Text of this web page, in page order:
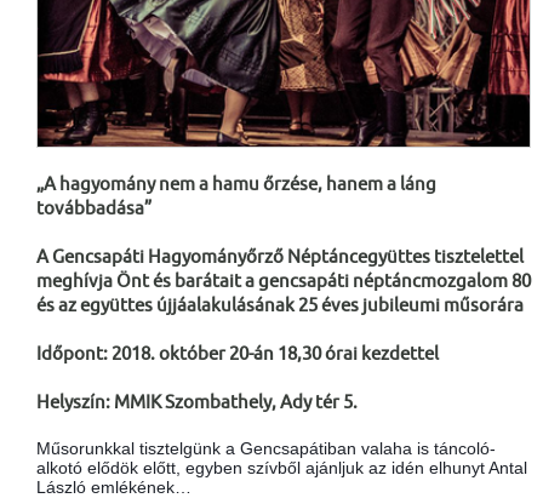
„A hagyomány nem a hamu őrzése, hanem a láng
továbbadása”
A Gencsapáti Hagyományőrző Néptáncegyüttes tisztelettel
meghívja Önt és barátait a gencsapáti néptáncmozgalom 80
és az együttes újjáalakulásának 25 éves jubileumi műsorára
Időpont: 2018. október 20-án 18,30 órai kezdettel
Helyszín: MMIK Szombathely, Ady tér 5.
Műsorunkkal tisztelgünk a Gencsapátiban valaha is táncoló-
alkotó elődök előtt, egyben szívből ajánljuk az idén elhunyt Antal
László emlékének…